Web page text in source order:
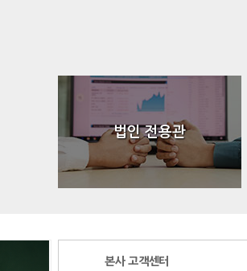
법인 전용관
본사 고객센터